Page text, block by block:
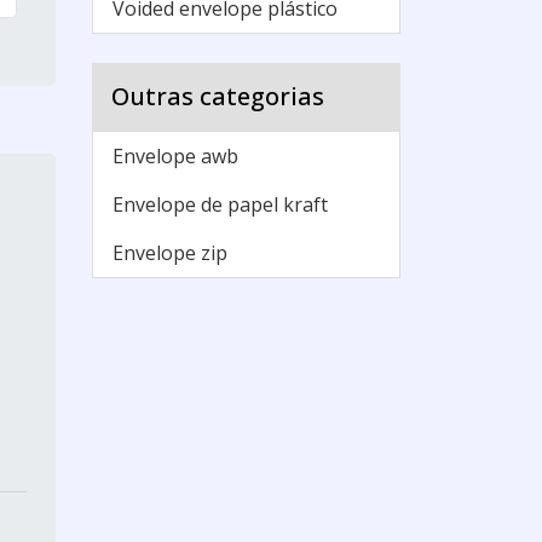
Voided envelope plástico
Outras categorias
Envelope awb
Envelope de papel kraft
Envelope zip